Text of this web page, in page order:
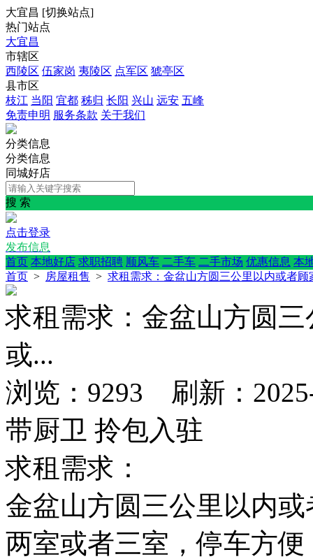
大宜昌 [切换站点]
热门站点
大宜昌
市辖区
西陵区 伍家岗 夷陵区 点军区 猇亭区
县市区
枝江 当阳 宜都 秭归 长阳 兴山 远安 五峰
免责申明 服务条款 关于我们
分类信息
分类信息
同城好店
搜 索
点击登录
发布信息
首页 本地好店 求职招聘 顺风车 二手车 二手市场 优惠信息 本
首页 > 房屋租售 > 求租需求：金盆山方圆三公里以内或者顾
求租需求：金盆山方圆
或...
浏览：9293 刷新：
带厨卫 拎包入驻
求租需求：
金盆山方圆三公里以内
两室或者三室，停车方